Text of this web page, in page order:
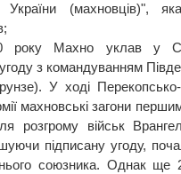
України (махновців)",
року Махно уклав у
угоду з командуванням
У ході Перекопсько-
махновські загони
розгрому військ
підписану угоду,
союзника. Однак ще